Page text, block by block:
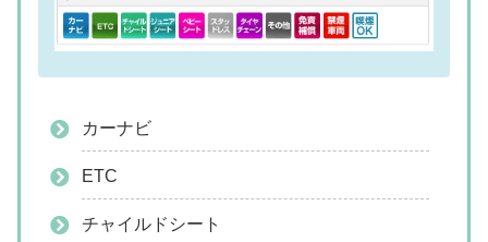
カーナビ
ETC
チャイルドシート